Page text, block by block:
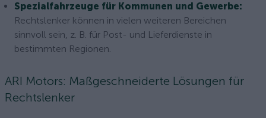
Spezialfahrzeuge für Kommunen und Gewerbe:
Rechtslenker können in vielen weiteren Bereichen
sinnvoll sein, z. B. für Post- und Lieferdienste in
bestimmten Regionen.
ARI Motors: Maßgeschneiderte Lösungen für
Rechtslenker